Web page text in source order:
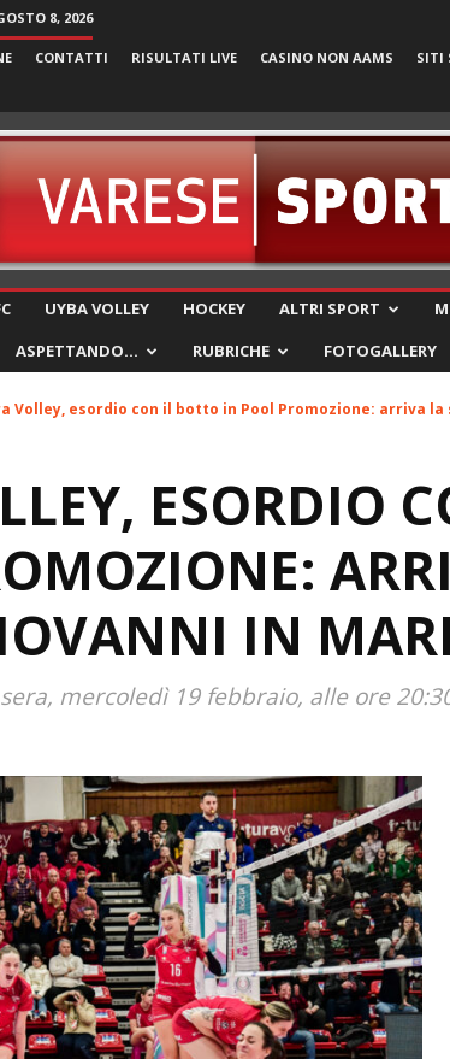
8, 2026
CONTATTI RISULTATI LIVE CASINO NON AAMS SITI
UYBA VOLLEY HOCKEY ALTRI SPORT
ASPETTANDO… RUBRICHE FOTOGALLERY
Volley, esordio con il botto in Pool Promozione: arriva la
ESORDIO
IN
mercoledì 19 febbraio, alle ore